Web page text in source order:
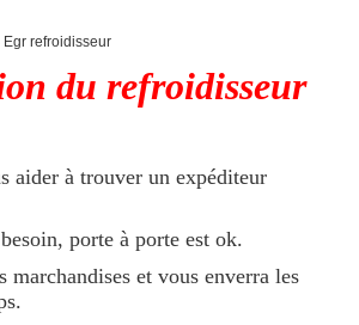
du refroidisseur
aider à trouver un expéditeur
porte à porte est ok.
et vous enverra les